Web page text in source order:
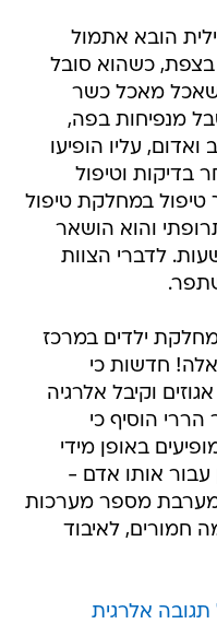
הובא אתמול
בצפת, כשהוא סובל
מאכל כשר
מנפיחות בפה,
ואדום, עליו הופיעו
בדיקות וטיפול
טיפול במחלקת טיפול
והוא הושאר
בטיפול נמרץ ל-24 שעות. לדברי הצוות
ילדים במרכז
חדשות כי
וקיבל אלרגיה
הוסיף כי
באופן מידי
אותו אדם -
מערבת מספר מערכות
חמורים, לאיבוד
תגובה אלרגית